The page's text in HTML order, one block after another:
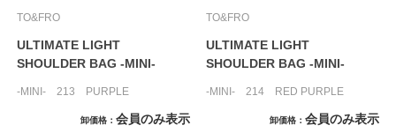
TO&FRO
ULTIMATE LIGHT
SHOULDER BAG -MINI-
-MINI- 213 PURPLE
卸価格 会員のみ表示
TO&FRO
ULTIMATE LIGHT
SHOULDER BAG -MINI-
-MINI- 214 RED PURPLE
卸価格 会員のみ表示